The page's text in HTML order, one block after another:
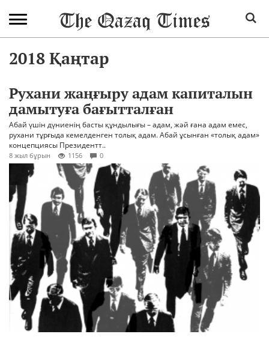
2018 Қаңтар
Рухани жаңғыру адам капиталын
дамытуға бағытталған
Абай үшін дүниенің басты құндылығы – адам, жәй ғана адам емес,
рухани тұрғыда кемелденген толық адам. Абай ұсынған «толық адам»
концепциясы Президентт..
8 жыл бұрын 1156 0